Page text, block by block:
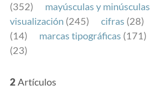
(352)
mayúsculas y minúsculas
visualización (245) cifras (28)
(14)
marcas tipográficas (171)
(23)
2 Artículos